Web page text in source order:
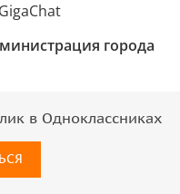
города
в Одноклассниках